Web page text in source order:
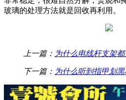
玻璃的处理方法就是回收再利用。
上一篇： 为什么电线杆支架
下一篇： 为什么听到指甲划